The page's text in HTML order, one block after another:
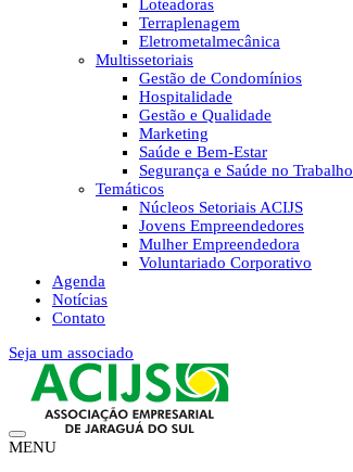
Loteadoras
Terraplenagem
Eletrometalmecânica
Multissetoriais
Gestão de Condomínios
Hospitalidade
Gestão e Qualidade
Marketing
Saúde e Bem-Estar
Segurança e Saúde no Trabalho
Temáticos
Núcleos Setoriais ACIJS
Jovens Empreendedores
Mulher Empreendedora
Voluntariado Corporativo
Agenda
Notícias
Contato
Seja um associado
MENU